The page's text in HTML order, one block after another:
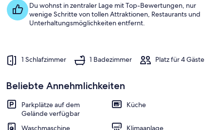
Speisen im Freien
Du wohnst in zentraler Lage mit Top-Bewertungen, nur
wenige Schritte von tollen Attraktionen, Restaurants und
Unterhaltungsmöglichkeiten entfernt.
1 Schlafzimmer 1 Badezimmer Platz für 4 Gäste
Beliebte Annehmlichkeiten
Parkplätze auf dem
Gelände verfügbar
Küche
Waschmaschine
Klimaanlage